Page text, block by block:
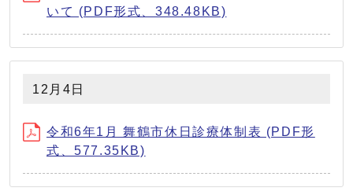
いて (PDF形式、348.48KB)
12月4日
令和6年1月 舞鶴市休日診療体制表 (PDF形
式、577.35KB)